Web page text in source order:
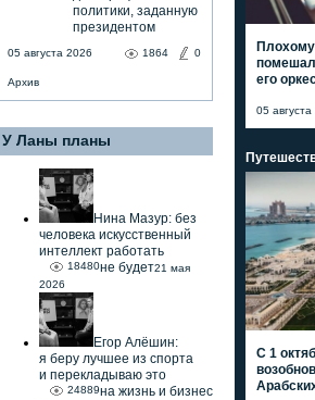
политики, заданную
президентом
1864 0
05 августа 2026
Архив
У Ланы планы
Нина Мазур: без
человека искусственный
интеллект работать
не будет
18480
21 мая
2026
Егор Алёшин:
я беру лучшее из спорта
и перекладываю это
на жизнь и бизнес
24889
Плохому
его
05
С 1